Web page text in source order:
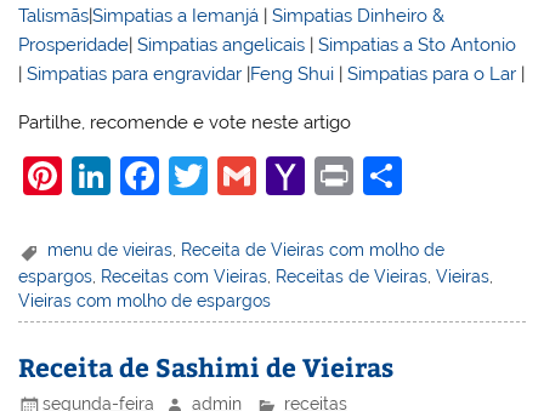
Talismãs|Simpatias a Iemanjá |Simpatias Dinheiro &
Prosperidade |Simpatias angelicais |Simpatias a Sto Antonio
|Simpatias para engravidar Feng Shui |Simpatias para o Lar
Partilhe, recomende e vote neste artigo
Pi
er
e
st
Li
k
e
dI
n
F
c
e
b
o
T
itt
er
G
ai
l
Y
h
o
o
M
Pr
t
ar
e
menu de vieiras Receita de Vieiras com molho de
espargos Receitas com Vieiras Receitas de Vieiras ,Vieiras
Vieiras com molho de espargos
Receita de Sashimi de Vieiras
segunda-feira admin receitas